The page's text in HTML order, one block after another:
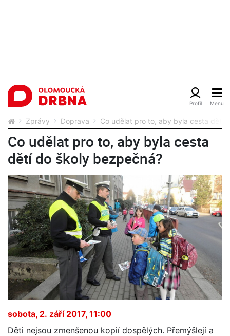
Zprávy Doprava Co udělat pro to, aby byla cesta dětí
Co udělat pro to, aby byla cesta
dětí do školy bezpečná?
sobota, 2. září 2017, 11:00
Děti nejsou zmenšenou kopií dospělých. Přemýšlejí a